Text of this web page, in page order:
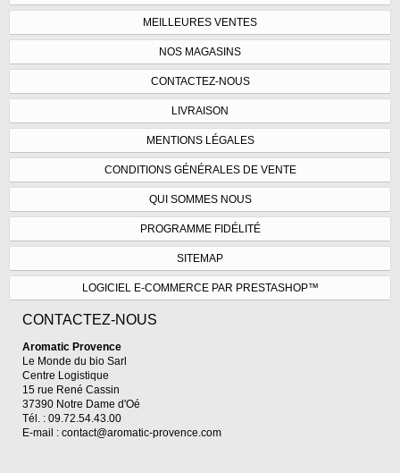
MEILLEURES VENTES
NOS MAGASINS
CONTACTEZ-NOUS
LIVRAISON
MENTIONS LÉGALES
CONDITIONS GÉNÉRALES DE VENTE
QUI SOMMES NOUS
PROGRAMME FIDÉLITÉ
SITEMAP
LOGICIEL E-COMMERCE PAR PRESTASHOP™
CONTACTEZ-NOUS
Aromatic Provence
Le Monde du bio Sarl
Centre Logistique
15 rue René Cassin
37390 Notre Dame d'Oé
Tél. : 09.72.54.43.00
E-mail : contact@aromatic-provence.com